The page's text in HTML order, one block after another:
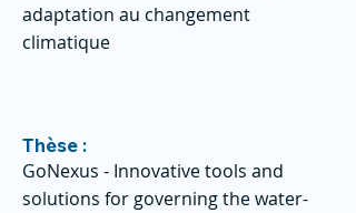
adaptation au changement
climatique
Thèse :
GoNexus - Innovative tools and
solutions for governing the water-